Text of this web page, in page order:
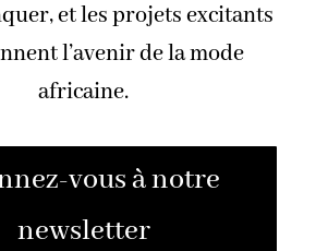
et les projets excitants
l’avenir de la mode
africaine.
vous à notre
newsletter